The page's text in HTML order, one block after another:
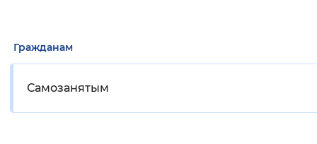
Гражданам
Самозанятым